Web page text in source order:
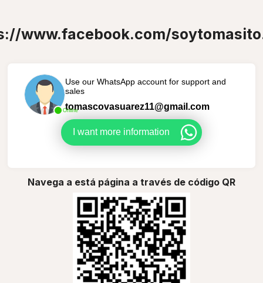
www.facebook.com/
Online
Use our WhatsApp account for support and
sales
tomascovasuarez11@gmail.com
I want more information
Navega a está página a través de código QR